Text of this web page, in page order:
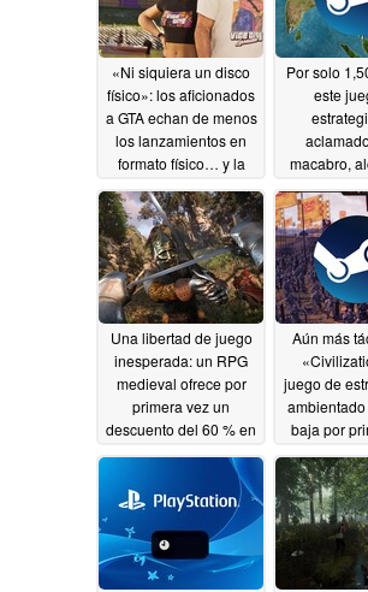
«Ni siquiera un disco
físico»: los aficionados
a GTA echan de menos
los lanzamientos en
formato físico… y la
antigua Rockstar
07/08/2026
Por solo
este
macabro,
nuevo
en Steam
Una libertad de juego
inesperada: un RPG
medieval ofrece por
primera vez un
descuento del 60 % en
Steam07/08/2026
Aún más
juego de
baja por
de los 5
Steam